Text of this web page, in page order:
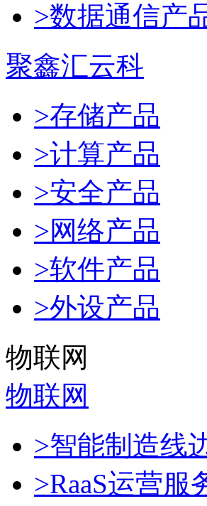
>数据通信产
聚鑫汇云科
>存储产品
>计算产品
>安全产品
>网络产品
>软件产品
>外设产品
物联网
物联网
>智能制造线
>RaaS运营服